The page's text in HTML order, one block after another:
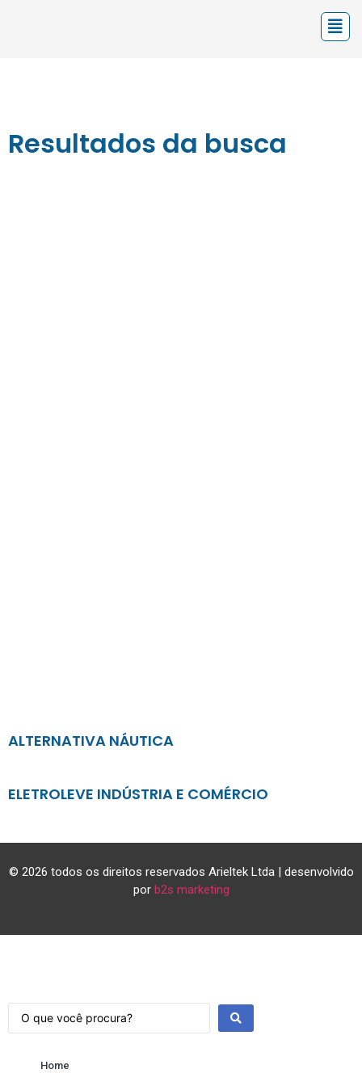
Resultados da busca
ALTERNATIVA NÁUTICA
ELETROLEVE INDÚSTRIA E COMÉRCIO
© 2026 todos os direitos reservados Arieltek Ltda | desenvolvido
por b2s marketing
Home